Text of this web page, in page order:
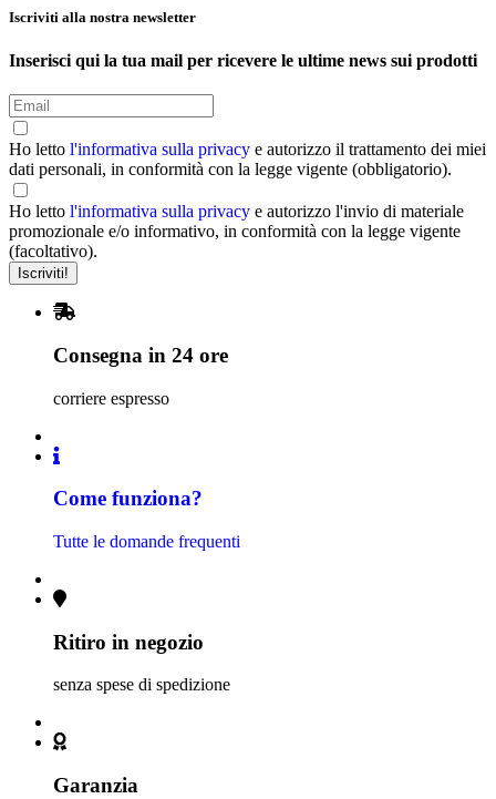
Iscriviti alla nostra newsletter
Inserisci qui la tua mail per ricevere le ultime news sui prodotti
Ho letto l'informativa sulla privacy e autorizzo il trattamento dei miei
dati personali, in conformità con la legge vigente (obbligatorio).
Ho letto l'informativa sulla privacy e autorizzo l'invio di materiale
promozionale e/o informativo, in conformità con la legge vigente
(facoltativo).
Consegna in 24 ore
corriere espresso
Come funziona?
Tutte le domande frequenti
Ritiro in negozio
senza spese di spedizione
Garanzia